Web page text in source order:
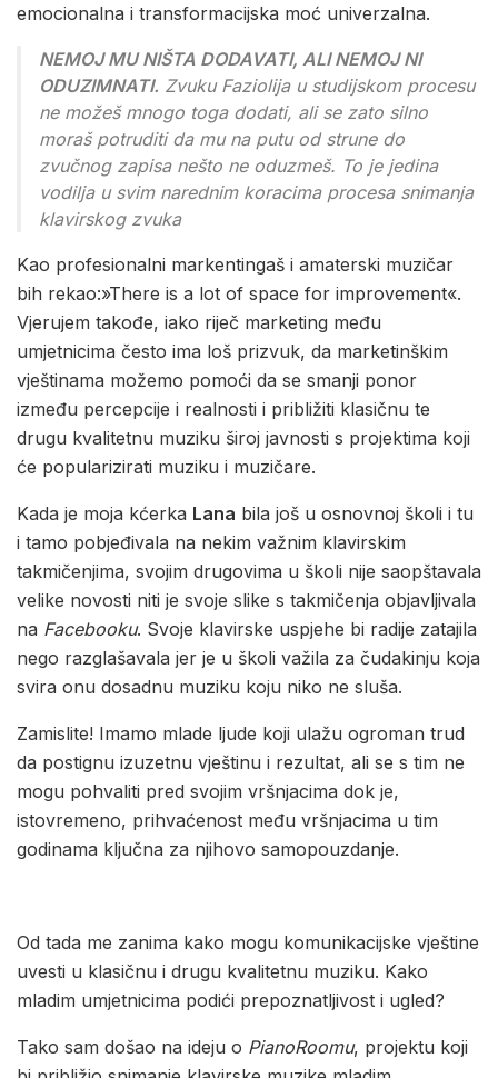
emocionalna i transformacijska moć univerzalna.
NEMOJ MU NIŠTA DODAVATI, ALI NEMOJ NI
ODUZIMNATI. Zvuku Faziolija u studijskom procesu
ne možeš mnogo toga dodati, ali se zato silno
moraš potruditi da mu na putu od strune do
zvučnog zapisa nešto ne oduzmeš. To je jedina
vodilja u svim narednim koracima procesa snimanja
klavirskog zvuka
Kao profesionalni markentingaš i amaterski muzičar
bih rekao:»There is a lot of space for improvement«.
Vjerujem takođe, iako riječ marketing među
umjetnicima često ima loš prizvuk, da marketinškim
vještinama možemo pomoći da se smanji ponor
između percepcije i realnosti i približiti klasičnu te
drugu kvalitetnu muziku široj javnosti s projektima koji
će popularizirati muziku i muzičare.
Kada je moja kćerka Lana bila još u osnovnoj školi i tu
i tamo pobjeđivala na nekim važnim klavirskim
takmičenjima, svojim drugovima u školi nije saopštavala
velike novosti niti je svoje slike s takmičenja objavljivala
na Facebooku. Svoje klavirske uspjehe bi radije zatajila
nego razglašavala jer je u školi važila za čudakinju koja
svira onu dosadnu muziku koju niko ne sluša.
Zamislite! Imamo mlade ljude koji ulažu ogroman trud
da postignu izuzetnu vještinu i rezultat, ali se s tim ne
mogu pohvaliti pred svojim vršnjacima dok je,
istovremeno, prihvaćenost među vršnjacima u tim
godinama ključna za njihovo samopouzdanje.
Od tada me zanima kako mogu komunikacijske vještine
uvesti u klasičnu i drugu kvalitetnu muziku. Kako
mladim umjetnicima podići prepoznatljivost i ugled?
Tako sam došao na ideju o PianoRoomu, projektu koji